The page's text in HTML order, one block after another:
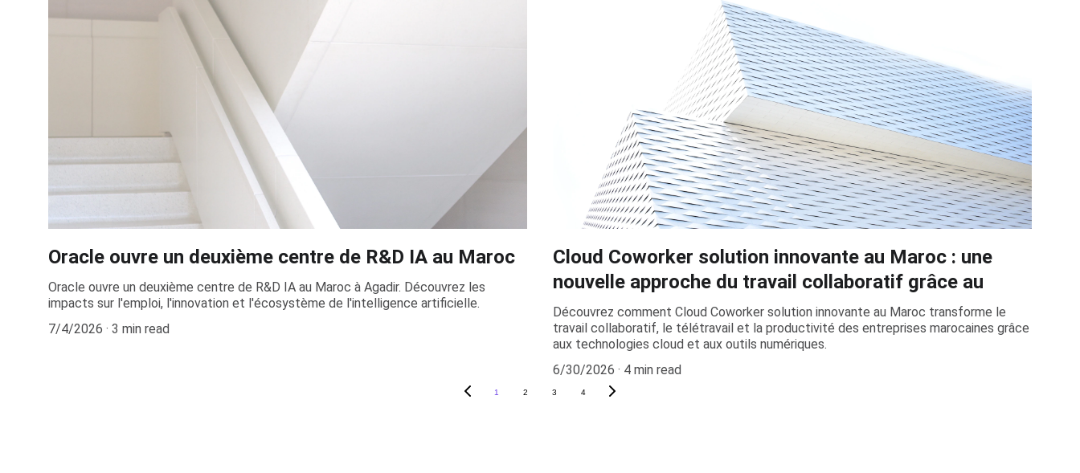
Oracle ouvre un deuxième centre de R&D IA au Maroc
Oracle ouvre un deuxième centre de R&D IA au Maroc à Agadir. Découvrez les
impacts sur l'emploi, l'innovation et l'écosystème de l'intelligence artificielle.
7/4/2026
3 min read
Cloud Coworker solution innovante au Maroc : une
nouvelle approche du travail collaboratif grâce au
Découvrez comment Cloud Coworker solution innovante au Maroc transforme le
travail collaboratif, le télétravail et la productivité des entreprises marocaines grâce
aux technologies cloud et aux outils numériques.
6/30/2026
4 min read
1 2 3 4